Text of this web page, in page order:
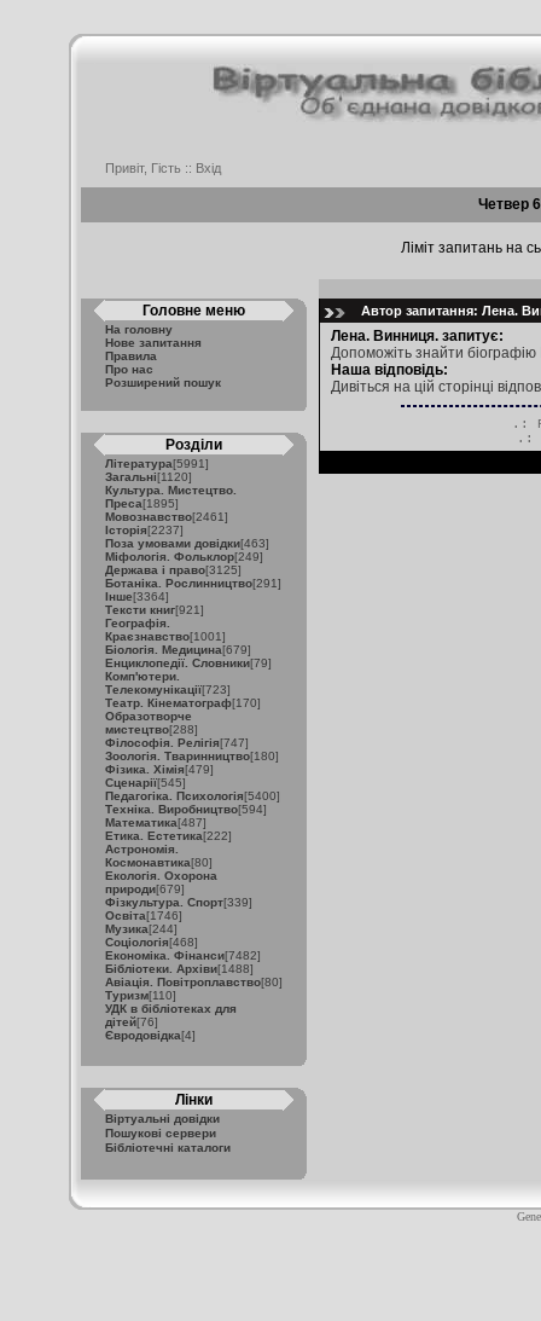
Привіт, Гість :: Вхід
Четвер
Ліміт запитань на
Головне меню
На головну
Нове запитання
Правила
Про нас
Розширений пошук
Розділи
Література[5991]
Загальні[1120]
Культура. Мистецтво.
Преса[1895]
Мовознавство[2461]
Історія[2237]
Поза умовами довідки[463]
Міфологія. Фольклор[249]
Держава і право[3125]
Ботаніка. Рослинництво[291]
Інше[3364]
Тексти книг[921]
Географія.
Краєзнавство[1001]
Біологія. Медицина[679]
Енциклопедії. Словники[79]
Комп'ютери.
Телекомунікації[723]
Театр. Кінематограф[170]
Образотворче
мистецтво[288]
Філософія. Релігія[747]
Зоологія. Тваринництво[180]
Фізика. Хімія[479]
Сценарії[545]
Педагогіка. Психологія[5400]
Техніка. Виробництво[594]
Математика[487]
Етика. Естетика[222]
Астрономія.
Космонавтика[80]
Екологія. Охорона
природи[679]
Фізкультура. Спорт[339]
Освіта[1746]
Музика[244]
Соціологія[468]
Економіка. Фінанси[7482]
Бібліотеки. Архіви[1488]
Авіація. Повітроплавство[80]
Туризм[110]
УДК в бібліотеках для
дітей[76]
Євродовідка[4]
Лінки
Віртуальні довідки
Пошукові сервери
Бібліотечні каталоги
Автор запитання: Лена.
Лена. Винниця. запитує:
Допоможіть знайти
Наша відповідь:
Дивіться на цій сторінці
.:
.: